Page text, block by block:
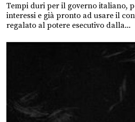
Tempi duri per il governo italiano,
interessi e già pronto ad usare il
regalato al potere esecutivo dalla...